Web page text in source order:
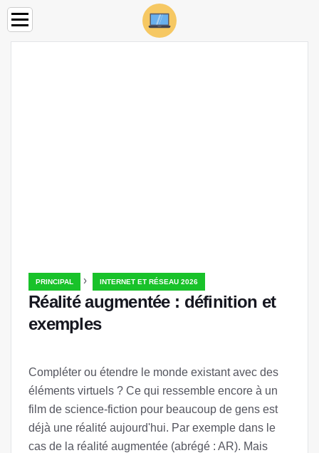
PRINCIPAL › INTERNET ET RÉSEAU 2026
Réalité augmentée : définition et
exemples
Compléter ou étendre le monde existant avec des
éléments virtuels ? Ce qui ressemble encore à un
film de science-fiction pour beaucoup de gens est
déjà une réalité aujourd'hui. Par exemple dans le
cas de la réalité augmentée (abrégé : AR). Mais